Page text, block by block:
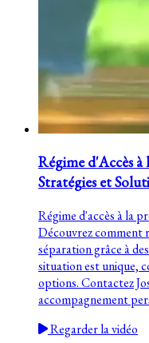
Régime d'Accès à
Stratégies et
Régime d'accès à la
Découvrez comment
séparation grâce à
situation est unique,
options. Contactez
accompagnement
Regarder la vidéo